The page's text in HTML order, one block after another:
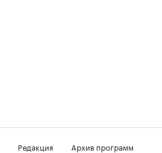
Редакция
Архив программ